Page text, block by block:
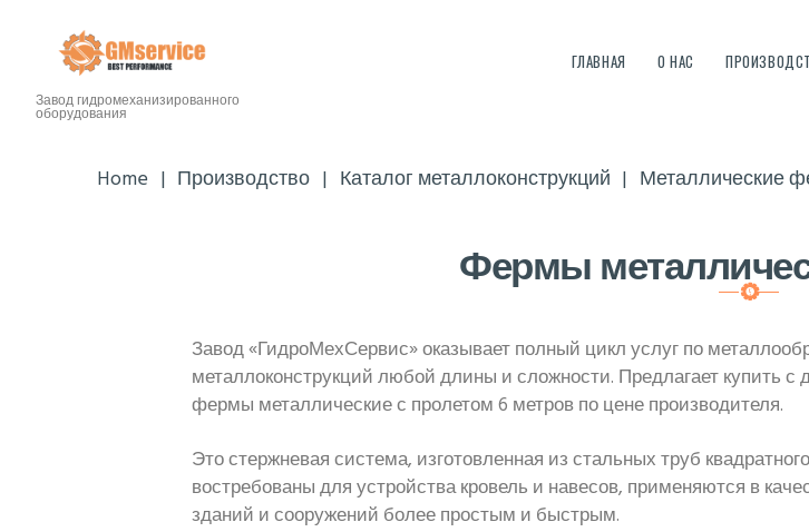
Завод гидромеханизированного
оборудования
ГЛАВНАЯ О НАС
Home Производство Каталог металлоконструкций Металлические
О НАС
УСЛУГИ
ЦЕНЫ
FAQ
КОНТАКТЫ
Фермы
Завод «ГидроМехСервис» оказывает полный цикл услуг по
металлоконструкций любой длины и сложности. Предлагает купить
фермы металлические с пролетом 6 метров по цене производителя.
Это стержневая система, изготовленная из стальных труб
востребованы для устройства кровель и навесов, применяются в
зданий и сооружений более простым и быстрым.